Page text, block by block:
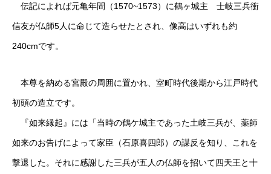
伝記によれば元亀年間（1570~1573）に鶴ヶ城主 士岐三兵衝
信友が仏師5人に命じて造らせたとされ、像高はいずれも約
240cmです。
本尊を納める宮殿の周囲に置かれ、室町時代後期から江戸時代
初頭の造立です。
『如来縁起』には「当時の鶴ケ城主であった土岐三兵が、薬師
如来のお告げによって家臣（石原喜四郎）の謀反を知り、これを
撃退した。それに感謝した三兵が五人の仏師を招いて四天王と十